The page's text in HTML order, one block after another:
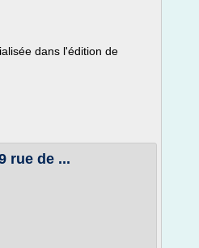
dans l'édition de
rue de ...